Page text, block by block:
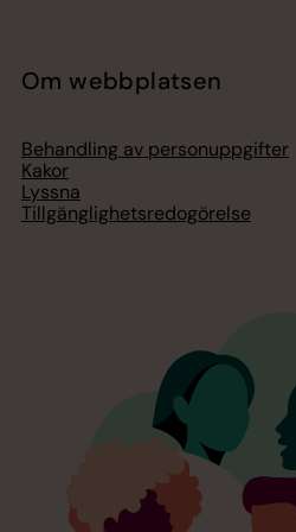
Om webbplatsen
Behandling av personuppgifter
Kakor
Lyssna
Tillgänglighetsredogörelse